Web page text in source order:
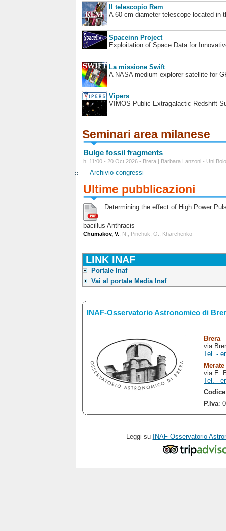
Il telescopio Rem
A 60 cm diameter telescope located in
Spaceinn Project
Exploitation of Space Data for
La missione Swift
A NASA medium explorer satellite for
Vipers
VIMOS Public Extragalactic Redshift
Seminari area milanese
Bulge fossil fragments
h. 11:00 - 20 Oct 2026 - Brera | Barbara Lanzoni - Uni
Archivio congressi
Ultime pubblicazioni
Determining the effect of High Power
bacillus Anthracis
Chumakov, V. , N., Pinchuk, O., Kharchenko -
LINK INAF
Portale Inaf
Vai al portale Media Inaf
INAF-Osservatorio Astronomico di
Brera
via
Tel. -
Merate
via E.
Tel. -
P.Iva:
Leggi su INAF Osservatorio